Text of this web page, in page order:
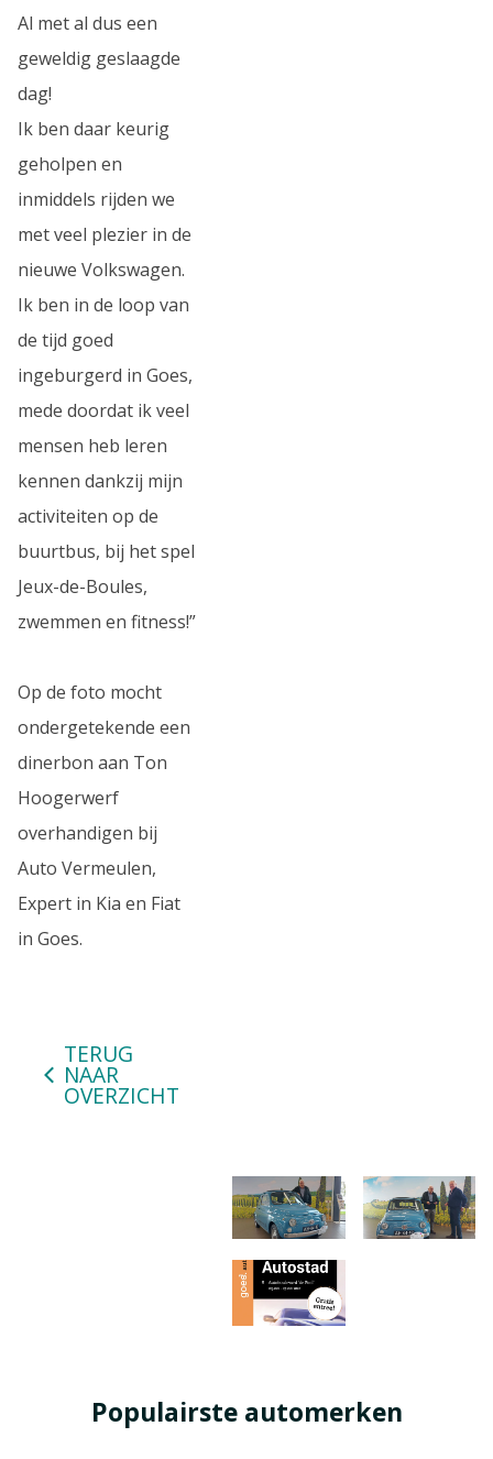
Al met al dus een
geweldig geslaagde
dag!
Ik ben daar keurig
geholpen en
inmiddels rijden we
met veel plezier in de
nieuwe Volkswagen.
Ik ben in de loop van
de tijd goed
ingeburgerd in Goes,
mede doordat ik veel
mensen heb leren
kennen dankzij mijn
activiteiten op de
buurtbus, bij het spel
Jeux-de-Boules,
zwemmen en fitness!”
Op de foto mocht
ondergetekende een
dinerbon aan Ton
Hoogerwerf
overhandigen bij
Auto Vermeulen,
Expert in Kia en Fiat
in Goes.
TERUG
NAAR
OVERZICHT
Populairste automerken